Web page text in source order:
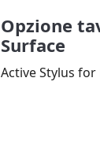
Opzione
Surface
Active Stylus for